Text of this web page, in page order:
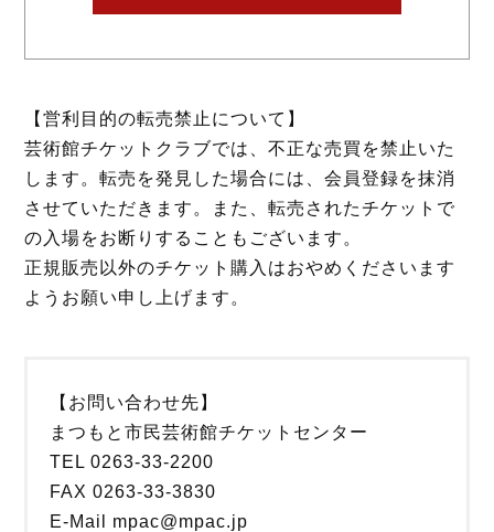
【営利目的の転売禁止について】
芸術館チケットクラブでは、不正な売買を禁止いた
します。転売を発見した場合には、会員登録を抹消
させていただきます。また、転売されたチケットで
の入場をお断りすることもございます。
正規販売以外のチケット購入はおやめくださいます
ようお願い申し上げます。
【お問い合わせ先】
まつもと市民芸術館チケットセンター
TEL 0263-33-2200
FAX 0263-33-3830
E-Mail mpac@mpac.jp